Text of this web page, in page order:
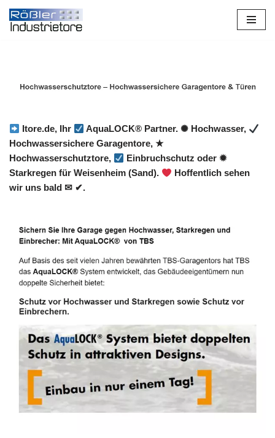
Zum
Itore.de, Ihr
AquaLOCK® Partner. ✺ Hochwasser,
Hochwassersichere Garagentore, ★
Hochwasserschutztore,
Einbruchschutz oder ✹
Starkregen für Weisenheim (Sand).
Hoffentlich sehen
wir uns bald ✉ ✔.